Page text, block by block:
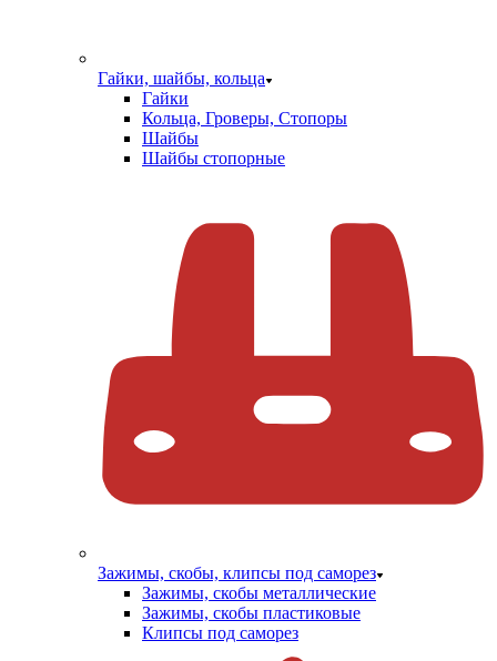
Гайки, шайбы, кольца
Гайки
Кольца, Гроверы, Стопоры
Шайбы
Шайбы стопорные
Зажимы, скобы, клипсы под саморез
Зажимы, скобы металлические
Зажимы, скобы пластиковые
Клипсы под саморез